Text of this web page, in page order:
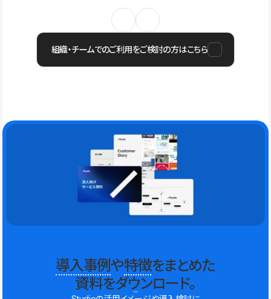
組織・チームでのご利用をご検討の方はこちら
導入事例や特徴をまとめた
資料をダウンロード。